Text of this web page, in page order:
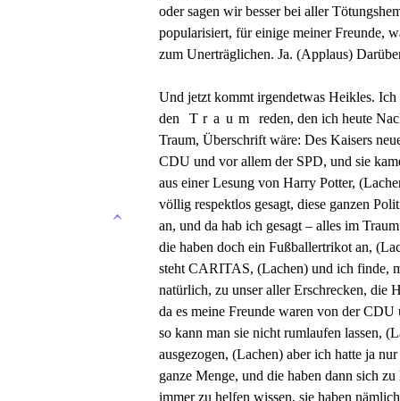
oder sagen wir besser bei aller
popularisiert, für einige meiner Freunde,
zum Unerträglichen. Ja. (Applaus)
Und jetzt kommt irgendetwas Heikles.
den Traum
reden, den ich heute
Traum, Überschrift wäre: Des Kaisers
CDU und vor allem der SPD, und sie
aus einer Lesung von Harry Potter,
völlig respektlos gesagt, diese ganzen
an, und da hab ich gesagt – alles im
die haben doch ein Fußballertrikot an,
steht CARITAS, (Lachen) und ich finde,
natürlich, zu unser aller Erschrecken, die
da es meine Freunde waren von der
so kann man sie nicht rumlaufen lassen,
ausgezogen, (Lachen) aber ich hatte ja nur
ganze Menge, und die haben dann sich
immer zu helfen wissen, sie haben